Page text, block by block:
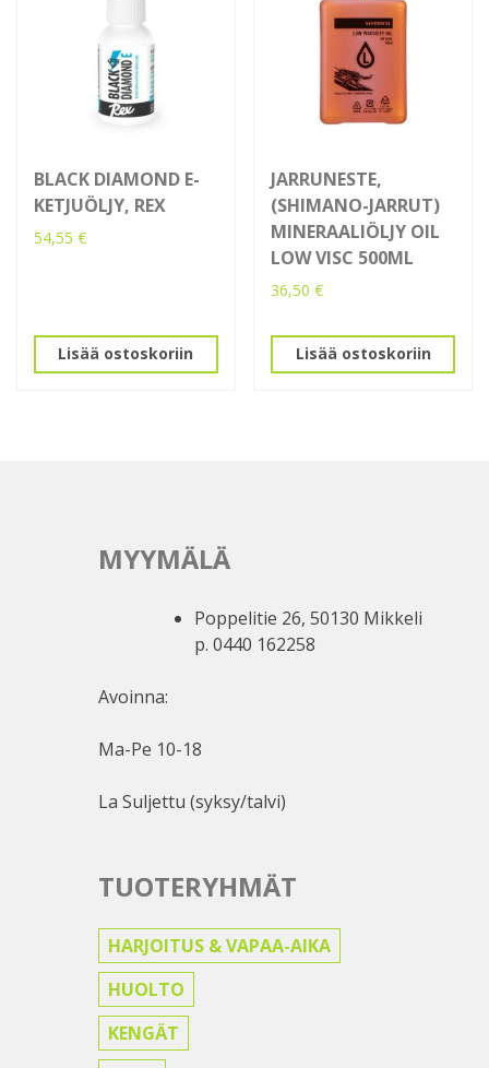
BLACK DIAMOND E-
KETJUÖLJY, REX
54,55 €
Lisää ostoskoriin
JARRUNESTE,
(SHIMANO-JARRUT)
MINERAALIÖLJY OIL
LOW VISC 500ML
36,50€
Lisää ostoskoriin
MYYMÄLÄ
Poppelitie 26, 50130 Mikkeli
p. 0440 162258
Avoinna:
Ma-Pe 10-18
La Suljettu (syksy/talvi)
TUOTERYHMÄT
HARJOITUS & VAPAA-AIKA
HUOLTO
KENGÄT